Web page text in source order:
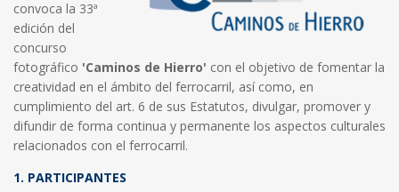
convoca la 33ª
edición del
concurso
fotográfico 'Caminos de Hierro' con el objetivo de fomentar la
creatividad en el ámbito del ferrocarril, así como, en
cumplimiento del art. 6 de sus Estatutos, divulgar, promover y
difundir de forma continua y permanente los aspectos culturales
relacionados con el ferrocarril.
1. PARTICIPANTES